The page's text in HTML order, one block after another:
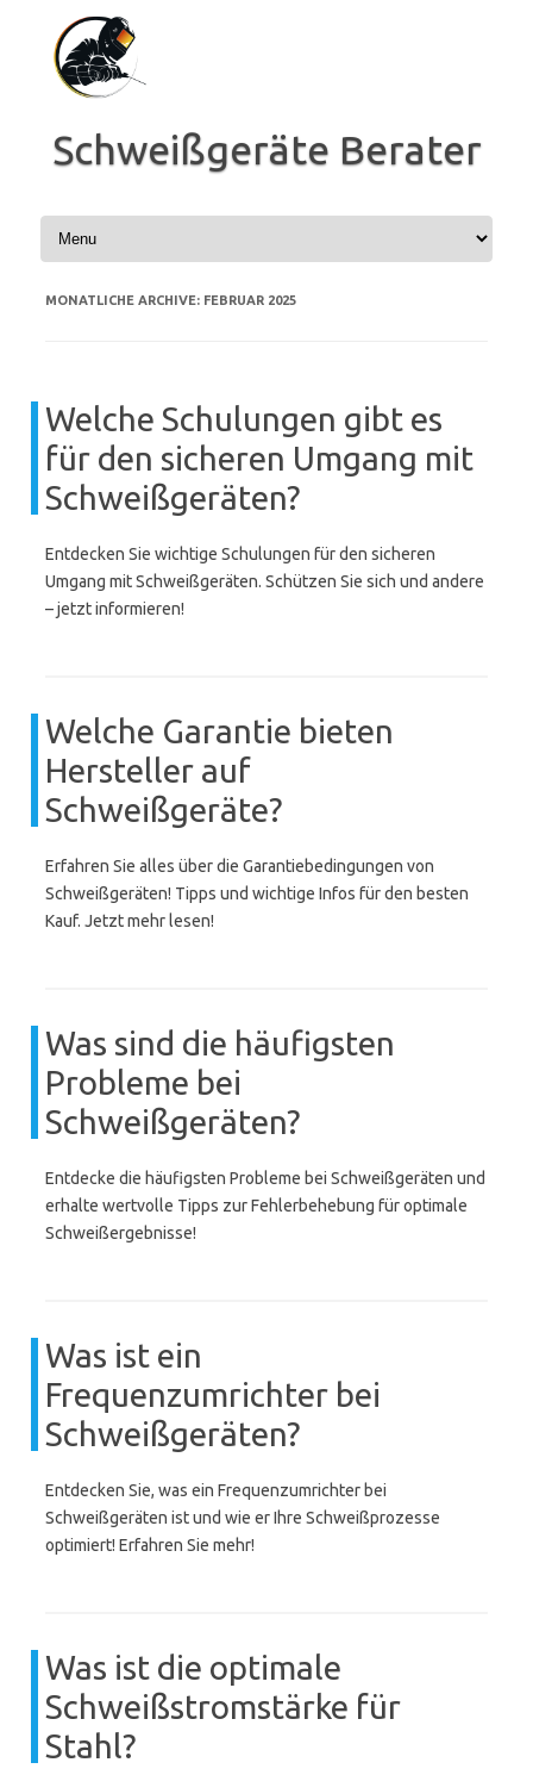
Inhalt
springen
Schweißgeräte Berater
MONATLICHE ARCHIVE: FEBRUAR 2025
Welche Schulungen gibt es
für den sicheren Umgang mit
Schweißgeräten?
Entdecken Sie wichtige Schulungen für den sicheren
Umgang mit Schweißgeräten. Schützen Sie sich und andere
– jetzt informieren!
Welche Garantie bieten
Hersteller auf
Schweißgeräte?
Erfahren Sie alles über die Garantiebedingungen von
Schweißgeräten! Tipps und wichtige Infos für den besten
Kauf. Jetzt mehr lesen!
Was sind die häufigsten
Probleme bei
Schweißgeräten?
Entdecke die häufigsten Probleme bei Schweißgeräten und
erhalte wertvolle Tipps zur Fehlerbehebung für optimale
Schweißergebnisse!
Was ist ein
Frequenzumrichter bei
Schweißgeräten?
Entdecken Sie, was ein Frequenzumrichter bei
Schweißgeräten ist und wie er Ihre Schweißprozesse
optimiert! Erfahren Sie mehr!
Was ist die optimale
Schweißstromstärke für
Stahl?